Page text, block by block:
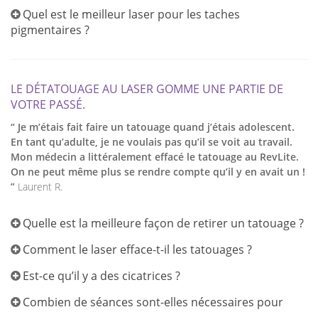
Quel est le meilleur laser pour les taches
pigmentaires ?
LE DÉTATOUAGE AU LASER GOMME UNE PARTIE DE
VOTRE PASSÉ.
“ Je m’étais fait faire un tatouage quand j’étais adolescent.
En tant qu’adulte, je ne voulais pas qu’il se voit au travail.
Mon médecin a littéralement effacé le tatouage au RevLite.
On ne peut même plus se rendre compte qu’il y en avait un !
” Laurent R.
Quelle est la meilleure façon de retirer un tatouage ?
Comment le laser efface-t-il les tatouages ?
Est-ce qu’il y a des cicatrices ?
Combien de séances sont-elles nécessaires pour